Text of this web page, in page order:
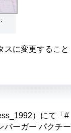
に変更すること
）にて「#
バーガー パクチー